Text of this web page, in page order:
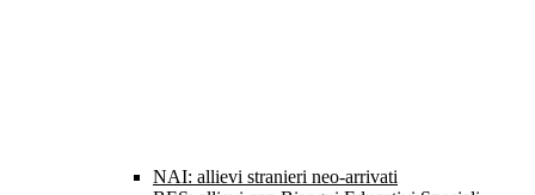
NAI: allievi stranieri neo-arrivati